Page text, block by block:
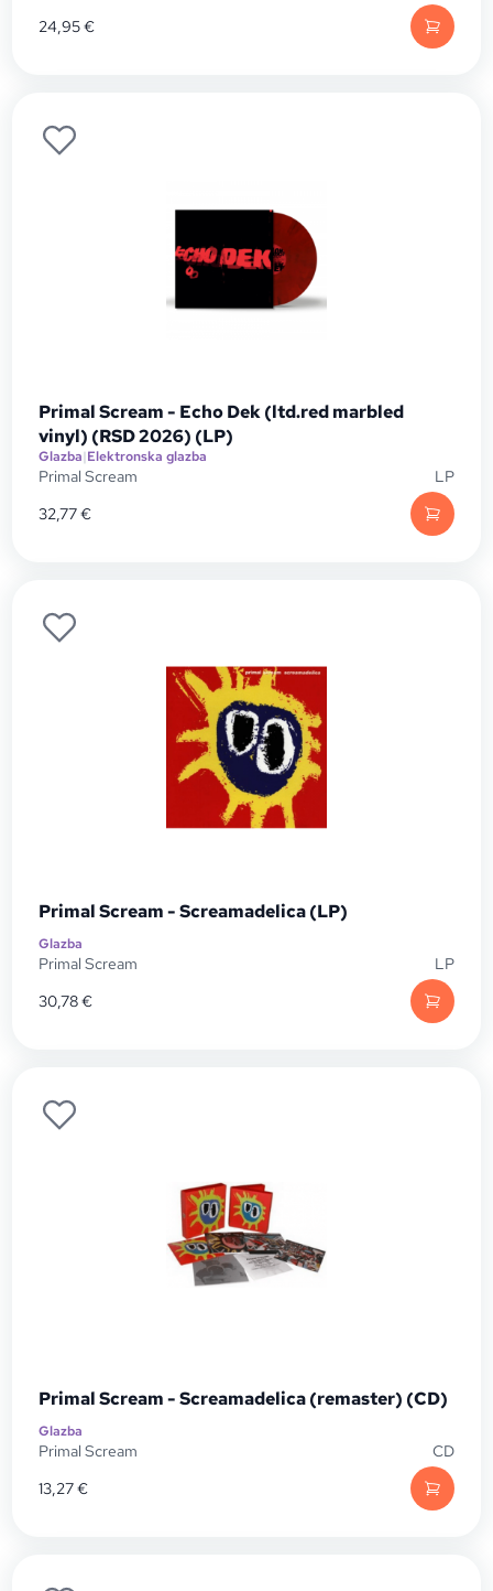
24,95€
Primal Scream - Echo Dek (ltd.red marbled
vinyl) (RSD 2026) (LP)
Glazba|Elektronska glazba
Primal Scream
LP
32,77€
Primal Scream - Screamadelica (LP)
Glazba
Primal Scream
LP
30,78€
Primal Scream - Screamadelica (remaster) (CD)
Glazba
Primal Scream
CD
13,27€